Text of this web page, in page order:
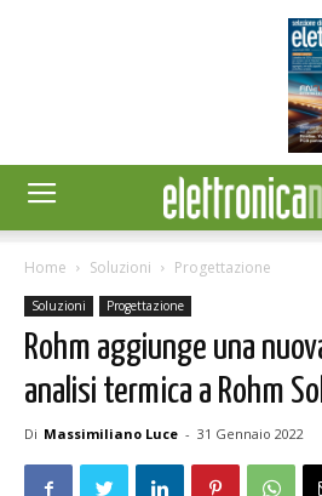
Home Soluzioni Progettazione
Soluzioni Progettazione
Rohm aggiunge una
analisi termica a Rohm
Di Massimiliano Luce - 31 Gennaio 2022